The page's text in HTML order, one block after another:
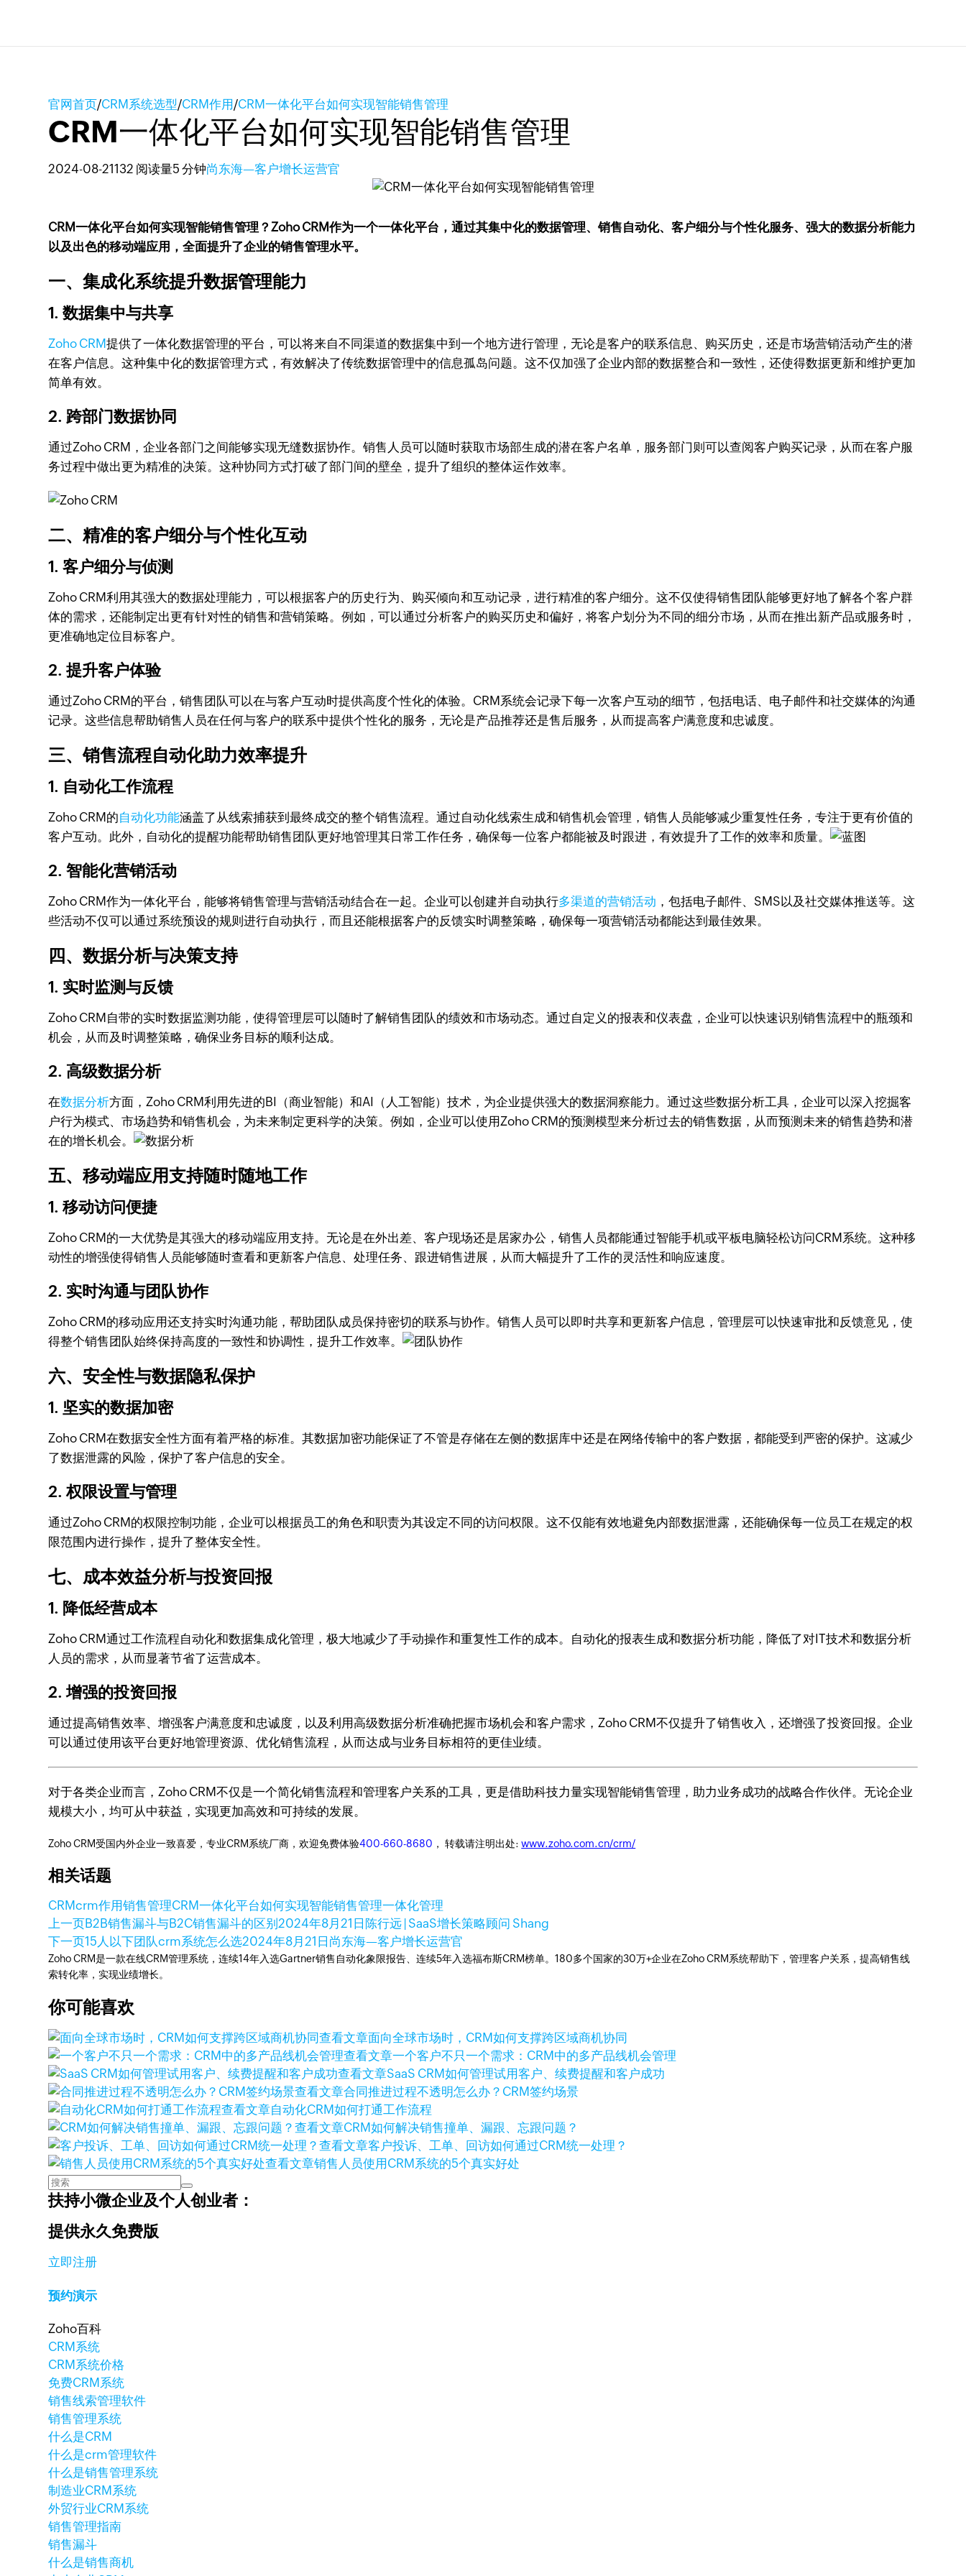
官网首页/CRM系统选型/CRM作用/CRM一体化平台如何实现智能销售管理
CRM一体化平台如何实现智能销售管理
2024-08-21132 阅读量5 分钟尚东海—客户增长运营官
CRM一体化平台如何实现智能销售管理？Zoho CRM作为一个一体化平台，通过其集中化的数据管理、销售自动化、客户细分与个性化服务、强大的数据分析能力
以及出色的移动端应用，全面提升了企业的销售管理水平。
一、集成化系统提升数据管理能力
1. 数据集中与共享
Zoho CRM提供了一体化数据管理的平台，可以将来自不同渠道的数据集中到一个地方进行管理，无论是客户的联系信息、购买历史，还是市场营销活动产生的潜
在客户信息。这种集中化的数据管理方式，有效解决了传统数据管理中的信息孤岛问题。这不仅加强了企业内部的数据整合和一致性，还使得数据更新和维护更加
简单有效。
2. 跨部门数据协同
通过Zoho CRM，企业各部门之间能够实现无缝数据协作。销售人员可以随时获取市场部生成的潜在客户名单，服务部门则可以查阅客户购买记录，从而在客户服
务过程中做出更为精准的决策。这种协同方式打破了部门间的壁垒，提升了组织的整体运作效率。
二、精准的客户细分与个性化互动
1. 客户细分与侦测
Zoho CRM利用其强大的数据处理能力，可以根据客户的历史行为、购买倾向和互动记录，进行精准的客户细分。这不仅使得销售团队能够更好地了解各个客户群
体的需求，还能制定出更有针对性的销售和营销策略。例如，可以通过分析客户的购买历史和偏好，将客户划分为不同的细分市场，从而在推出新产品或服务时，
更准确地定位目标客户。
2. 提升客户体验
通过Zoho CRM的平台，销售团队可以在与客户互动时提供高度个性化的体验。CRM系统会记录下每一次客户互动的细节，包括电话、电子邮件和社交媒体的沟通
记录。这些信息帮助销售人员在任何与客户的联系中提供个性化的服务，无论是产品推荐还是售后服务，从而提高客户满意度和忠诚度。
三、销售流程自动化助力效率提升
1. 自动化工作流程
Zoho CRM的自动化功能涵盖了从线索捕获到最终成交的整个销售流程。通过自动化线索生成和销售机会管理，销售人员能够减少重复性任务，专注于更有价值的
客户互动。此外，自动化的提醒功能帮助销售团队更好地管理其日常工作任务，确保每一位客户都能被及时跟进，有效提升了工作的效率和质量。
2. 智能化营销活动
Zoho CRM作为一体化平台，能够将销售管理与营销活动结合在一起。企业可以创建并自动执行多渠道的营销活动 ，包括电子邮件、SMS以及社交媒体推送等。这
些活动不仅可以通过系统预设的规则进行自动执行，而且还能根据客户的反馈实时调整策略，确保每一项营销活动都能达到最佳效果。
四、数据分析与决策支持
1. 实时监测与反馈
Zoho CRM自带的实时数据监测功能，使得管理层可以随时了解销售团队的绩效和市场动态。通过自定义的报表和仪表盘，企业可以快速识别销售流程中的瓶颈和
机会，从而及时调整策略，确保业务目标的顺利达成。
2. 高级数据分析
在数据分析方面，Zoho CRM利用先进的BI（商业智能）和AI（人工智能）技术，为企业提供强大的数据洞察能力。通过这些数据分析工具，企业可以深入挖掘客
户行为模式、市场趋势和销售机会，为未来制定更科学的决策。例如，企业可以使用Zoho CRM的预测模型来分析过去的销售数据，从而预测未来的销售趋势和潜
在的增长机会。
五、移动端应用支持随时随地工作
1. 移动访问便捷
Zoho CRM的一大优势是其强大的移动端应用支持。无论是在外出差、客户现场还是居家办公，销售人员都能通过智能手机或平板电脑轻松访问CRM系统。这种移
动性的增强使得销售人员能够随时查看和更新客户信息、处理任务、跟进销售进展，从而大幅提升了工作的灵活性和响应速度。
2. 实时沟通与团队协作
Zoho CRM的移动应用还支持实时沟通功能，帮助团队成员保持密切的联系与协作。销售人员可以即时共享和更新客户信息，管理层可以快速审批和反馈意见，使
得整个销售团队始终保持高度的一致性和协调性，提升工作效率。
六、安全性与数据隐私保护
1. 坚实的数据加密
Zoho CRM在数据安全性方面有着严格的标准。其数据加密功能保证了不管是存储在左侧的数据库中还是在网络传输中的客户数据，都能受到严密的保护。这减少
了数据泄露的风险，保护了客户信息的安全。
2. 权限设置与管理
通过Zoho CRM的权限控制功能，企业可以根据员工的角色和职责为其设定不同的访问权限。这不仅能有效地避免内部数据泄露，还能确保每一位员工在规定的权
限范围内进行操作，提升了整体安全性。
七、成本效益分析与投资回报
1. 降低经营成本
Zoho CRM通过工作流程自动化和数据集成化管理，极大地减少了手动操作和重复性工作的成本。自动化的报表生成和数据分析功能，降低了对IT技术和数据分析
人员的需求，从而显著节省了运营成本。
2. 增强的投资回报
通过提高销售效率、增强客户满意度和忠诚度，以及利用高级数据分析准确把握市场机会和客户需求，Zoho CRM不仅提升了销售收入，还增强了投资回报。企业
可以通过使用该平台更好地管理资源、优化销售流程，从而达成与业务目标相符的更佳业绩。
对于各类企业而言，Zoho CRM不仅是一个简化销售流程和管理客户关系的工具，更是借助科技力量实现智能销售管理，助力业务成功的战略合作伙伴。无论企业
规模大小，均可从中获益，实现更加高效和可持续的发展。
Zoho CRM受国内外企业一致喜爱，专业CRM系统厂商，欢迎免费体验400-660-8680 ， 转载请注明出处:www.zoho.com.cn/crm/
相关话题
CRMcrm作用销售管理CRM一体化平台如何实现智能销售管理一体化管理
上一页B2B销售漏斗与B2C销售漏斗的区别2024年8月21日 陈行远 | SaaS增长策略顾问 Shang
下一页15人以下团队crm系统怎么选2024年8月21日 尚东海—客户增长运营官
Zoho CRM是一款在线CRM管理系统，连续14年入选Gartner销售自动化象限报告、连续5年入选福布斯CRM榜单。180多个国家的30万+企业在Zoho CRM系统帮助下，管理客户关系，提高销售线
索转化率，实现业绩增长。
你可能喜欢
查看文章面向全球市场时，CRM如何支撑跨区域商机协同
查看文章一个客户不只一个需求：CRM中的多产品线机会管理
查看文章SaaS CRM如何管理试用客户、续费提醒和客户成功
查看文章合同推进过程不透明怎么办？CRM签约场景
查看文章自动化CRM如何打通工作流程
查看文章CRM如何解决销售撞单、漏跟、忘跟问题？
查看文章客户投诉、工单、回访如何通过CRM统一处理？
查看文章销售人员使用CRM系统的5个真实好处
扶持小微企业及个人创业者：
提供永久免费版
立即注册
预约演示
Zoho百科
CRM系统
CRM系统价格
免费CRM系统
销售线索管理软件
销售管理系统
什么是CRM
什么是crm管理软件
什么是销售管理系统
制造业CRM系统
外贸行业CRM系统
销售管理指南
销售漏斗
什么是销售商机